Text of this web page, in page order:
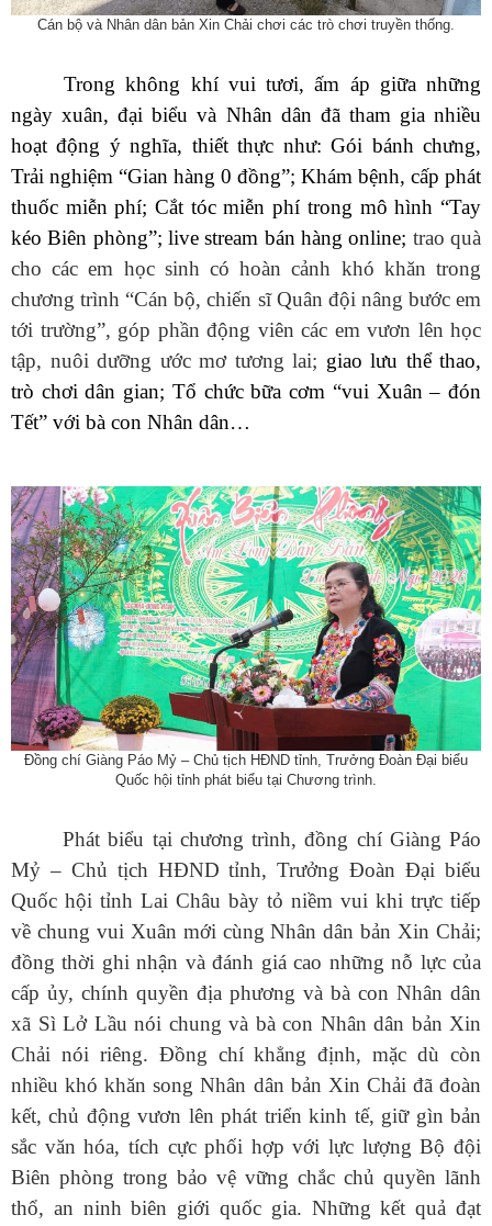
Cán bộ và Nhân dân bản Xin Chải chơi các trò chơi truyền thống.
Trong không khí vui tươi, ấm áp giữa những
ngày xuân, đại biểu và Nhân dân đã tham gia nhiều
hoạt động ý nghĩa, thiết thực như: Gói bánh chưng,
Trải nghiệm “Gian hàng 0 đồng”; Khám bệnh, cấp phát
thuốc miễn phí; Cắt tóc miễn phí trong mô hình “Tay
kéo Biên phòng”; live stream bán hàng online; trao quà
cho các em học sinh có hoàn cảnh khó khăn trong
chương trình “Cán bộ, chiến sĩ Quân đội nâng bước em
tới trường”, góp phần động viên các em vươn lên học
tập, nuôi dưỡng ước mơ tương lai; giao lưu thể thao,
trò chơi dân gian; Tổ chức bữa cơm “vui Xuân – đón
Tết” với bà con Nhân dân…
Đồng chí Giàng Páo Mỷ – Chủ tịch HĐND tỉnh, Trưởng Đoàn Đại biểu
Quốc hội tỉnh phát biểu tại Chương trình.
Phát biểu tại chương trình, đồng chí Giàng Páo
Mỷ – Chủ tịch HĐND tỉnh, Trưởng Đoàn Đại biểu
Quốc hội tỉnh Lai Châu bày tỏ niềm vui khi trực tiếp
về chung vui Xuân mới cùng Nhân dân bản Xin Chải;
đồng thời ghi nhận và đánh giá cao những nỗ lực của
cấp ủy, chính quyền địa phương và bà con Nhân dân
xã Sì Lở Lầu nói chung và bà con Nhân dân bản Xin
Chải nói riêng. Đồng chí khẳng định, mặc dù còn
nhiều khó khăn song Nhân dân bản Xin Chải đã đoàn
kết, chủ động vươn lên phát triển kinh tế, giữ gìn bản
sắc văn hóa, tích cực phối hợp với lực lượng Bộ đội
Biên phòng trong bảo vệ vững chắc chủ quyền lãnh
thổ, an ninh biên giới quốc gia. Những kết quả đạt